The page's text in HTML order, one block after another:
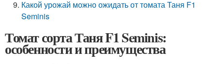
Какой урожай можно ожидать от томата Таня F1
Seminis
Томат сорта Таня F1 Seminis:
особенности и преимущества